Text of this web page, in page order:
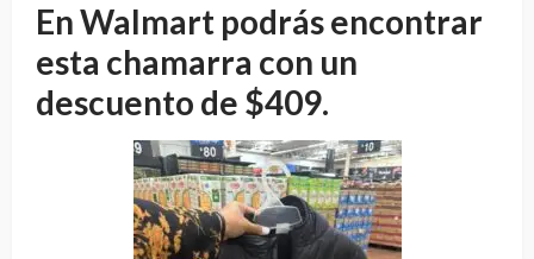
En Walmart podrás encontrar
esta chamarra con un
descuento de $409.